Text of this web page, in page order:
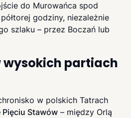
do Murowańca spod
godziny, niezależnie
szlaku – przez Boczań lub
wysokich partiach
w polskich Tatrach
Pięciu Stawów – między Orlą